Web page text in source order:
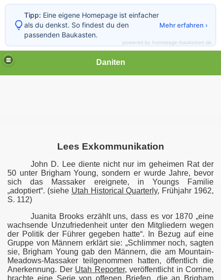
Daniten
Lees Exkommunikation
John D. Lee diente nicht nur im geheimen Rat der
50 unter Brigham Young, sondern er wurde Jahre, bevor
sich das Massaker ereignete, in Youngs Familie
„adoptiert“. (siehe Utah Historical Quarterly, Frühjahr 1962,
S. 112)
Juanita Brooks erzählt uns, dass es vor 1870 „eine
wachsende Unzufriedenheit unter den Mitgliedern wegen
der Politik der Führer gegeben hatte“. In Bezug auf eine
Gruppe von Männern erklärt sie: „Schlimmer noch, sagten
sie, Brigham Young gab den Männern, die am Mountain-
Meadows-Massaker teilgenommen hatten, öffentlich die
Anerkennung. Der Utah Reporter, veröffentlicht in Corrine,
brachte eine Serie von offenen Briefen, die an Brigham
ERKLÄRUNG JOHN D. LEES
Meadows-Massaker
Tipp: Eine eigene Homepage ist einfacher
als du denkst. So findest du den
passenden Baukasten.
Mehr erfahren ›
powered by homepage-baukasten.de